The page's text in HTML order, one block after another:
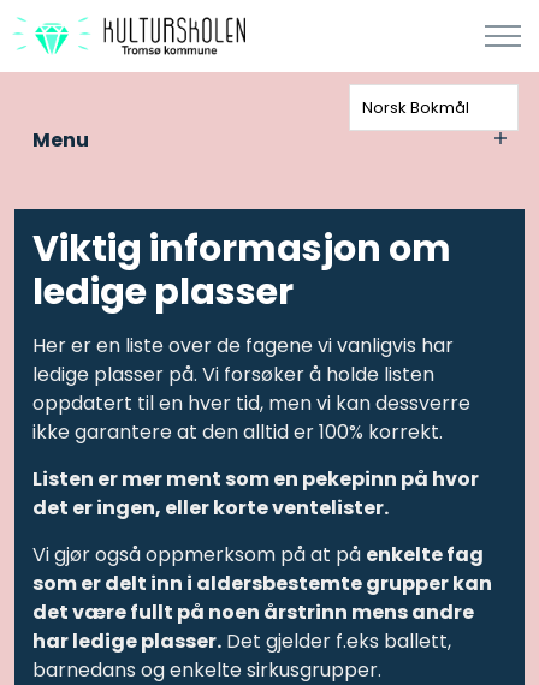
Menu
Viktig informasjon om
ledige plasser
Her er en liste over de fagene vi vanligvis har
ledige plasser på. Vi forsøker å holde listen
oppdatert til en hver tid, men vi kan dessverre
ikke garantere at den alltid er 100% korrekt.
Listen er mer ment som en pekepinn på hvor
det er ingen, eller korte ventelister.
Vi gjør også oppmerksom på at på enkelte fag
som er delt inn i aldersbestemte grupper kan
det være fullt på noen årstrinn mens andre
har ledige plasser. Det gjelder f.eks ballett,
barnedans og enkelte sirkusgrupper.
Norsk Bokmål